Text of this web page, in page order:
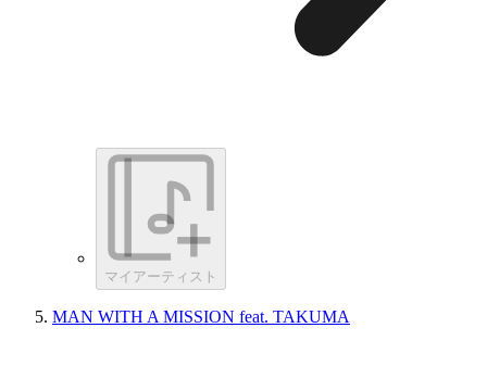
マイアーティスト
MAN WITH A MISSION feat. TAKUMA